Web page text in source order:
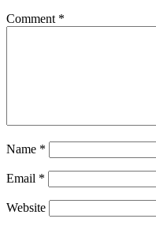
Comment *
Name *
Email *
Website